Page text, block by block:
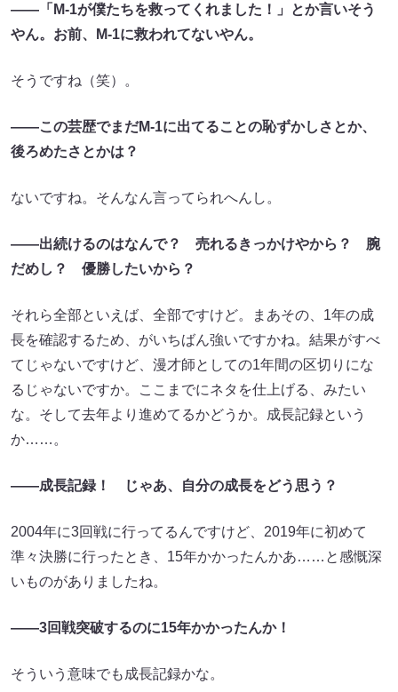
――「M-1が僕たちを救ってくれました！」とか言いそう
やん。お前、M-1に救われてないやん。
そうですね（笑）。
――この芸歴でまだM-1に出てることの恥ずかしさとか、
後ろめたさとかは？
ないですね。そんなん言ってられへんし。
――出続けるのはなんで？ 売れるきっかけやから？ 腕
だめし？ 優勝したいから？
それら全部といえば、全部ですけど。まあその、1年の成
長を確認するため、がいちばん強いですかね。結果がすべ
てじゃないですけど、漫才師としての1年間の区切りにな
るじゃないですか。ここまでにネタを仕上げる、みたい
な。そして去年より進めてるかどうか。成長記録という
か……。
――成長記録！ じゃあ、自分の成長をどう思う？
2004年に3回戦に行ってるんですけど、2019年に初めて
準々決勝に行ったとき、15年かかったんかあ……と感慨深
いものがありましたね。
――3回戦突破するのに15年かかったんか！
そういう意味でも成長記録かな。